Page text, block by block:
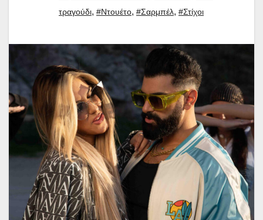
τραγούδι, #Ντουέτο, #Σαρμπέλ, #Στίχοι